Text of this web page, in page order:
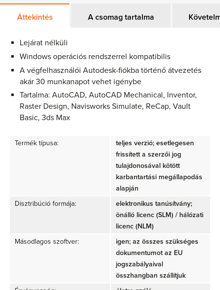
Áttekintés A csomag tartalma
Lejárat nélküli
Windows operációs rendszerrel kompatibilis
A végfelhasználói Autodesk-fiókba történő átvezetés
akár 30 munkanapot vehet igénybe
Tartalma: AutoCAD, AutoCAD Mechanical, Inventor,
Raster Design, Navisworks Simulate, ReCap, Vault
Basic, 3ds Max
Termék típusa:
teljes verzió; esetlegesen
frissített a szerzői jog
tulajdonosával kötött
karbantartási megállapodás
alapján
Disztribúció formája:
elektronikus tanúsítvány;
önálló licenc (SLM) / hálózati
licenc (NLM)
Másodlagos szoftver:
igen; az összes szükséges
dokumentumot az EU
jogszabályaival
összhangban szállítjuk